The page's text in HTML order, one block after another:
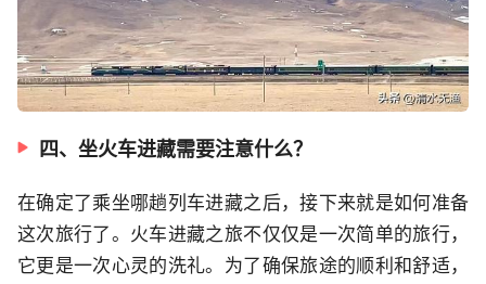
四、坐火车进藏需要注意什么？
在确定了乘坐哪趟列车进藏之后，接下来就是如何准备
这次旅行了。火车进藏之旅不仅仅是一次简单的旅行，
它更是一次心灵的洗礼。为了确保旅途的顺利和舒适，